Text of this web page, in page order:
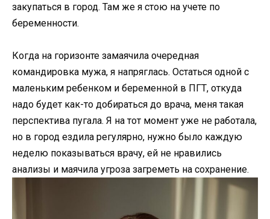
закупаться в город. Там же я стою на учете по
беременности.
Когда на горизонте замаячила очередная
командировка мужа, я напряглась. Остаться одной с
маленьким ребенком и беременной в ПГТ, откуда
надо будет как-то добираться до врача, меня такая
перспектива пугала. Я на тот момент уже не работала,
но в город ездила регулярно, нужно было каждую
неделю показываться врачу, ей не нравились
анализы и маячила угроза загреметь на сохранение.